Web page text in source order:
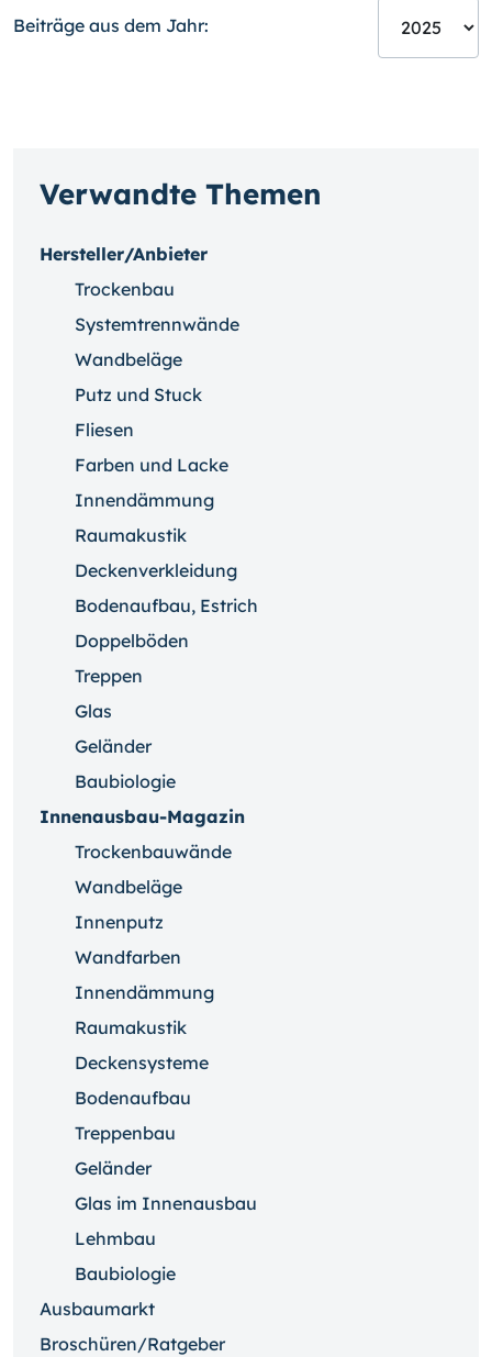
Beiträge aus dem Jahr:
Verwandte Themen
Hersteller/Anbieter
Trockenbau
Systemtrennwände
Wandbeläge
Putz und Stuck
Fliesen
Farben und Lacke
Innendämmung
Raumakustik
Deckenverkleidung
Bodenaufbau, Estrich
Doppelböden
Treppen
Glas
Geländer
Baubiologie
Innenausbau-Magazin
Trockenbauwände
Wandbeläge
Innenputz
Wandfarben
Innendämmung
Raumakustik
Deckensysteme
Bodenaufbau
Treppenbau
Geländer
Glas im Innenausbau
Lehmbau
Baubiologie
Ausbaumarkt
Broschüren/Ratgeber